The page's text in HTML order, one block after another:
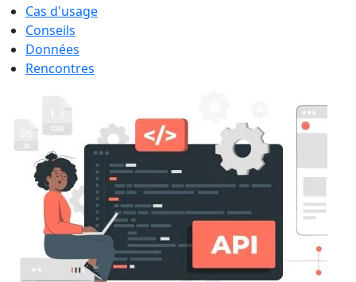
Cas d'usage
Conseils
Données
Rencontres